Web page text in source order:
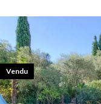
Vendu